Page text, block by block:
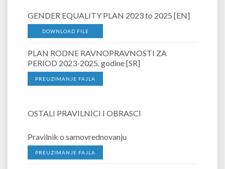
GENDER EQUALITY PLAN 2023 to 2025 [EN]
DOWNLOAD FILE
PLAN RODNE RAVNOPRAVNOSTI ZA
PERIOD 2023-2025. godine [SR]
PREUZIMANJE FAJLA
OSTALI PRAVILNICI I OBRASCI
Pravilnik o samovrednovanju
PREUZIMANJE FAJLA